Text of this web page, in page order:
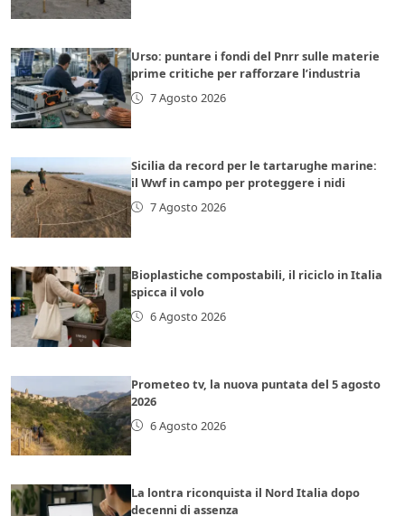
Urso: puntare i fondi del Pnrr sulle materie
prime critiche per rafforzare l’industria
7 Agosto 2026
Sicilia da record per le tartarughe marine:
il Wwf in campo per proteggere i nidi
7 Agosto 2026
Bioplastiche compostabili, il riciclo in Italia
spicca il volo
6 Agosto 2026
Prometeo tv, la nuova puntata del 5 agosto
2026
6 Agosto 2026
La lontra riconquista il Nord Italia dopo
decenni di assenza